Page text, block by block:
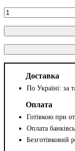
Доставка
По Україні: за
Оплата
Готівкою при
Оплата
Безготівковий